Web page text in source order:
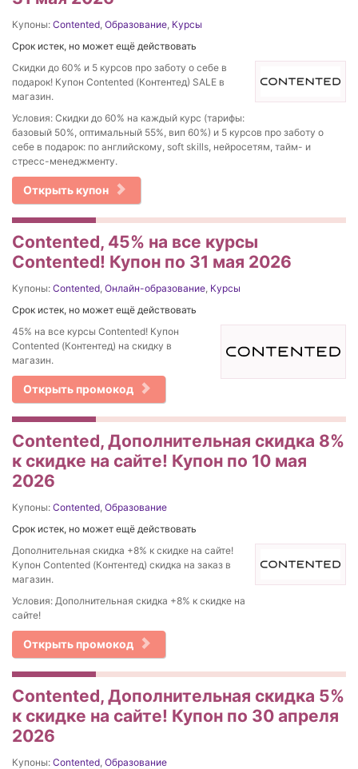
Купоны: Contented Образование Курсы
Срок истек, но может ещё действовать
Скидки до 60% и 5 курсов про заботу о себе в
подарок! Купон Contented (Контентед) SALE в
магазин.
Условия: Скидки до 60% на каждый курс (тарифы:
базовый 50%, оптимальный 55%, вип 60%) и 5 курсов про заботу о
себе в подарок: по английскому, soft skills, нейросетям, тайм- и
стресс-менеджменту.
Открыть купон
Contented, 45% на все курсы
Contented! Купон по 31 мая 2026
Купоны: Contented Онлайн-образование Курсы
Срок истек, но может ещё действовать
45% на все курсы Contented! Купон
Contented (Контентед) на скидку в
магазин.
Открыть промокод
Contented, Дополнительная скидка 8%
к скидке на сайте! Купон по 10 мая
2026
Купоны: Contented Образование
Срок истек, но может ещё действовать
Дополнительная скидка +8% к скидке на сайте!
Купон Contented (Контентед) скидка на заказ в
магазин.
Условия: Дополнительная скидка +8% к скидке на
сайте!
Открыть промокод
Contented, Дополнительная скидка 5%
к скидке на сайте! Купон по 30 апреля
2026
Купоны: Contented Образование